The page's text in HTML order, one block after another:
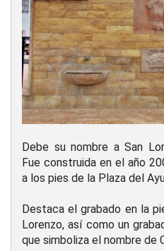
Debe su nombre a San
Fue construida en el año
a los pies de la Plaza del
Destaca el grabado en la
Lorenzo, así como un
que simboliza el nombre de